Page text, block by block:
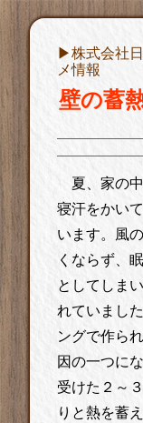
▶︎株式会社
メ情報
壁の蓄
夏、家の
寝汗をかい
います。風
くならず、
としてしま
れていまし
ングで作ら
因の一つに
受けた２～
りと熱を蓄